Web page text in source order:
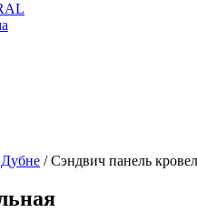
Дубне /Сэндвич панель